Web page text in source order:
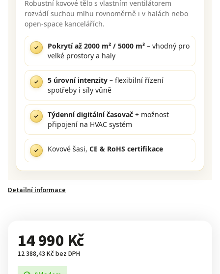
Robustní kovové tělo s vlastním ventilátorem
rozvádí suchou mlhu rovnoměrně i v halách nebo
open-space kancelářích.
Pokrytí až 2000 m² / 5000 m³ – vhodný pro
velké prostory a haly
5 úrovní intenzity – flexibilní řízení
spotřeby i síly vůně
Týdenní digitální časovač + možnost
připojení na HVAC systém
Kovové šasi, CE & RoHS certifikace
Detailní informace
14 990 Kč
12 388,43 Kč bez DPH